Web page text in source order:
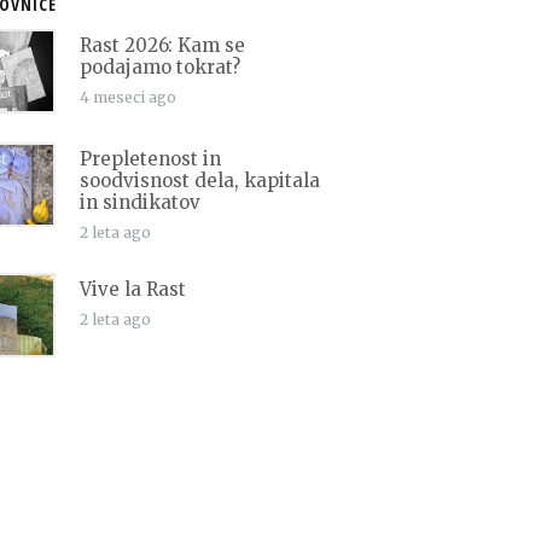
Rast 2026: Kam se
podajamo tokrat?
4 meseci ago
Prepletenost in
soodvisnost dela, kapitala
in sindikatov
2 leta ago
Vive la Rast
2 leta ago